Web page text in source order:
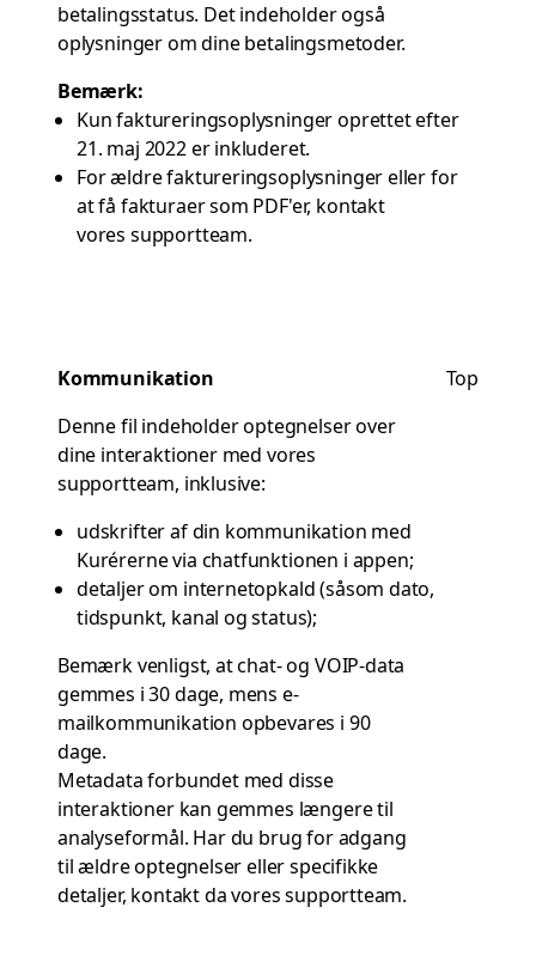
betalingsstatus. Det indeholder også
oplysninger om dine betalingsmetoder.
Bemærk:
Kun faktureringsoplysninger oprettet efter
21. maj 2022 er inkluderet.
For ældre faktureringsoplysninger eller for
at få fakturaer som PDF'er, kontakt
vores supportteam.
Kommunikation
Top
Denne fil indeholder optegnelser over
dine interaktioner med vores
supportteam, inklusive:
udskrifter af din kommunikation med
Kurérerne via chatfunktionen i appen;
detaljer om internetopkald (såsom dato,
tidspunkt, kanal og status);
Bemærk venligst, at chat- og VOIP-data
gemmes i 30 dage, mens e-
mailkommunikation opbevares i 90
dage.
Metadata forbundet med disse
interaktioner kan gemmes længere til
analyseformål. Har du brug for adgang
til ældre optegnelser eller specifikke
detaljer, kontakt davores supportteam.